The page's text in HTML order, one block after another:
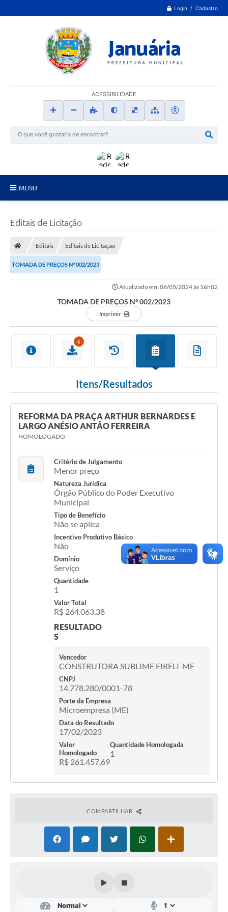
Login / Cadastro
ACESSIBILIDADE
MENU
Secretarias
Carta de Serviços
Legislação
Telefones Úteis
Cavernas do Peruaçu
Galeria de Fotos
Arquivos para Download
Serviços Online
Fotos - Eventos Oficiais
Editais de Licitação
Editais Editais de Licitação
TOMADA DE PREÇOS Nº 002/2023
Atualizado em: 06/05/2024 às 16h02
TOMADA DE PREÇOS Nº 002/2023
Imprimir
6
Itens/Resultados
REFORMA DA PRAÇA ARTHUR BERNARDES E
LARGO ANÉSIO ANTÃO FERREIRA
HOMOLOGADO
Critério de Julgamento
Menor preço
Natureza Jurídica
Órgão Público do Poder Executivo
Municipal
Tipo de Benefício
Não se aplica
Incentivo Produtivo Básico
Não
Domínio
Serviço
Quantidade
1
Valor Total
R$ 264.063,38
RESULTADO
S
Vencedor
CONSTRUTORA SUBLIME EIRELI-ME
CNPJ
14.778.280/0001-78
Porte da Empresa
Microempresa (ME)
Data do Resultado
17/02/2023
Valor
Homologado
R$ 261.457,69
Quantidade Homologada
1
COMPARTILHAR